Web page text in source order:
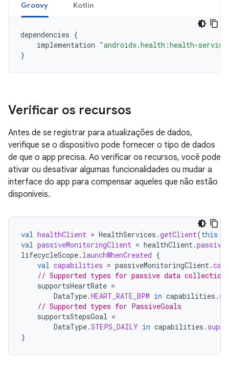
Groovy Kotlin
dependencies {
implementation "androidx.health:health-
}
Verificar os recursos
Antes de se registrar para atualizações de dados,
verifique se o dispositivo pode fornecer o tipo de dados
de que o app precisa. Ao verificar os recursos, você pode
ativar ou desativar algumas funcionalidades ou mudar a
interface do app para compensar aqueles que não estão
disponíveis.
val healthClient = HealthServices .getClient(this
val passiveMonitoringClient = healthClient.
lifecycleScope. launchWhenCreated {
val capabilities = passiveMonitoringClient.
// Supported types for passive data collection
supportsHeartRate =
DataType.HEART_RATE_BPM in capabilities .
// Supported types for PassiveGoals
supportsStepsGoal =
DataType.STEPS_DAILY in capabilities .
}